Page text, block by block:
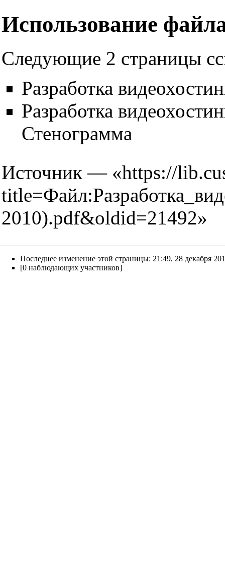
Использование
Следующие 2 страницы
Разработка
Разработка
Стенограмма
Источник — «https://
2010).pdf&oldid=21492»
Последнее изменение этой страницы: 21:49, 28 декабря
[0 наблюдающих участников]